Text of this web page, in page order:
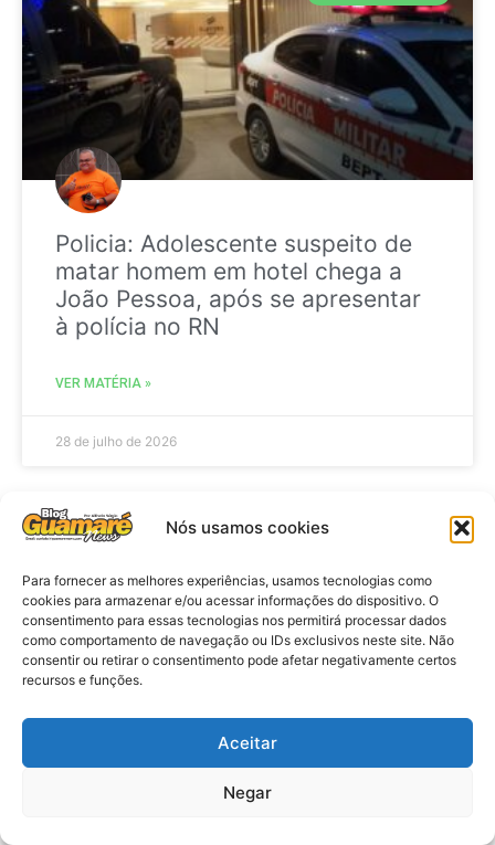
Nós usamos cookies
Para fornecer as melhores experiências, usamos tecnologias como
cookies para armazenar e/ou acessar informações do dispositivo. O
consentimento para essas tecnologias nos permitirá processar dados
como comportamento de navegação ou IDs exclusivos neste site. Não
consentir ou retirar o consentimento pode afetar negativamente certos
recursos e funções.
Aceitar
Negar
Policia: Adolescente suspeito de
matar homem em hotel chega a
João Pessoa, após se apresentar
à polícia no RN
VER MATÉRIA »
28 de julho de 2026
Eleições 2026: procuradores e